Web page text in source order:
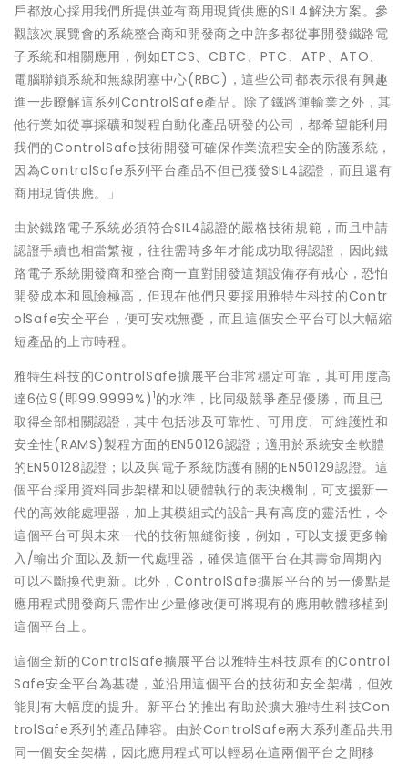
戶都放心採用我們所提供並有商用現貨供應的SIL4解決方案。參
觀該次展覽會的系統整合商和開發商之中許多都從事開發鐵路電
子系統和相關應用，例如ETCS、CBTC、PTC、ATP、ATO、
電腦聯鎖系統和無線閉塞中心(RBC)，這些公司都表示很有興趣
進一步瞭解這系列ControlSafe產品。除了鐵路運輸業之外，其
他行業如從事採礦和製程自動化產品研發的公司，都希望能利用
我們的ControlSafe技術開發可確保作業流程安全的防護系統，
因為ControlSafe系列平台產品不但已獲發SIL4認證，而且還有
商用現貨供應。」
由於鐵路電子系統必須符合SIL4認證的嚴格技術規範，而且申請
認證手續也相當繁複，往往需時多年才能成功取得認證，因此鐵
路電子系統開發商和整合商一直對開發這類設備存有戒心，恐怕
開發成本和風險極高，但現在他們只要採用雅特生科技的Contr
olSafe安全平台，便可安枕無憂，而且這個安全平台可以大幅縮
短產品的上市時程。
雅特生科技的ControlSafe擴展平台非常穩定可靠，其可用度高
達6位9(即99.9999%) 1的水準，比同級競爭產品優勝，而且已
取得全部相關認證，其中包括涉及可靠性、可用度、可維護性和
安全性(RAMS)製程方面的EN50126認證；適用於系統安全軟體
的EN50128認證；以及與電子系統防護有關的EN50129認證。這
個平台採用資料同步架構和以硬體執行的表決機制，可支援新一
代的高效能處理器，加上其模組式的設計具有高度的靈活性，令
這個平台可與未來一代的技術無縫銜接，例如，可以支援更多輸
入/輸出介面以及新一代處理器，確保這個平台在其壽命周期內
可以不斷換代更新。此外，ControlSafe擴展平台的另一優點是
應用程式開發商只需作出少量修改便可將現有的應用軟體移植到
這個平台上。
這個全新的ControlSafe擴展平台以雅特生科技原有的Control
Safe安全平台為基礎，並沿用這個平台的技術和安全架構，但效
能則有大幅度的提升。新平台的推出有助於擴大雅特生科技Con
trolSafe系列的產品陣容。由於ControlSafe兩大系列產品共用
同一個安全架構，因此應用程式可以輕易在這兩個平台之間移